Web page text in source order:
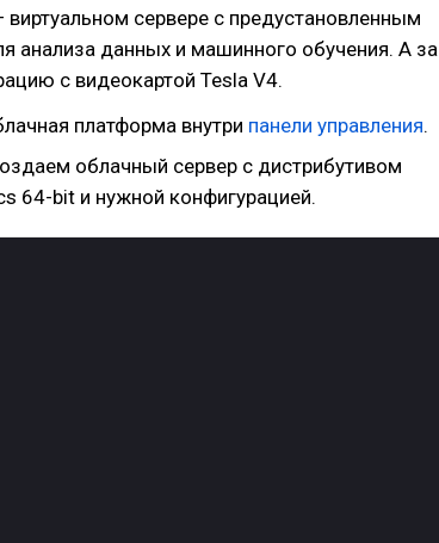
виртуальном сервере с предустановленным
анализа данных и машинного обучения. А за
с видеокартой Tesla V4.
платформа внутри панели управления.
облачный сервер с дистрибутивом
64-bit и нужной конфигурацией.